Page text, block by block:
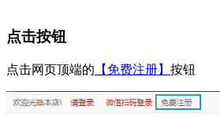
点击按钮
点击网页顶端的 【免费注册】 按钮